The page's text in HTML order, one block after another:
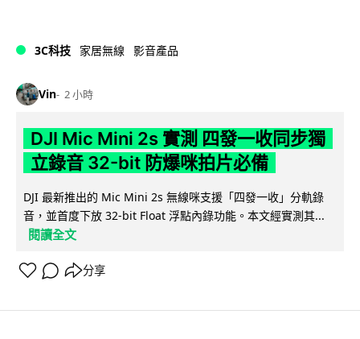
3C科技 家居無線 影音產品
Vin 2 小時
DJI Mic Mini 2s 實測 四發一收同步獨
立錄音 32-bit 防爆咪拍片必備
DJI 最新推出的 Mic Mini 2s 無線咪支援「四發一收」分軌錄
音，並首度下放 32-bit Float 浮點內錄功能。本文經實測其...
閱讀全文
分享